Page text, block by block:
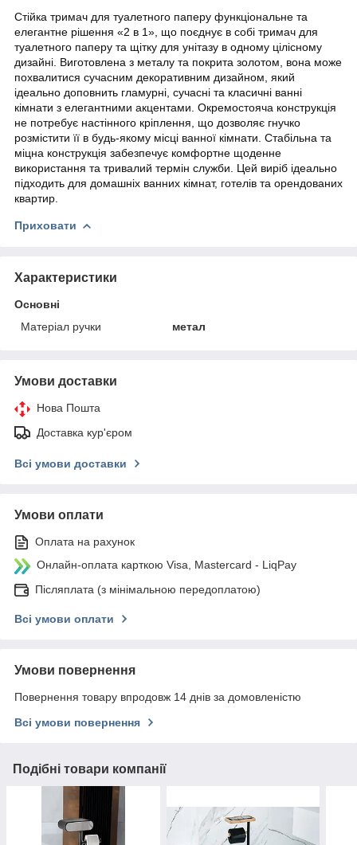
Стійка тримач для туалетного паперу функціональне та
елегантне рішення «2 в 1», що поєднує в собі тримач для
туалетного паперу та щітку для унітазу в одному цілісному
дизайні. Виготовлена з металу та покрита золотом, вона може
похвалитися сучасним декоративним дизайном, який
ідеально доповнить гламурні, сучасні та класичні ванні
кімнати з елегантними акцентами. Окремостояча конструкція
не потребує настінного кріплення, що дозволяє гнучко
розмістити її в будь-якому місці ванної кімнати. Стабільна та
міцна конструкція забезпечує комфортне щоденне
використання та тривалий термін служби. Цей виріб ідеально
підходить для домашніх ванних кімнат, готелів та орендованих
квартир.
Приховати
Характеристики
Основні
Матеріал ручки
метал
Умови доставки
Нова Пошта
Доставка кур'єром
Всі умови доставки
Умови оплати
Оплата на рахунок
Онлайн-оплата карткою Visa, Mastercard - LiqPay
Післяплата (з мінімальною передоплатою)
Всі умови оплати
Умови повернення
Повернення товару впродовж 14 днів за домовленістю
Всі умови повернення
Подібні товари компанії